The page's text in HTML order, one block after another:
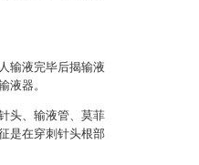
输液完毕后揭输液
液器。
头、输液管、莫菲
是在穿刺针头根部